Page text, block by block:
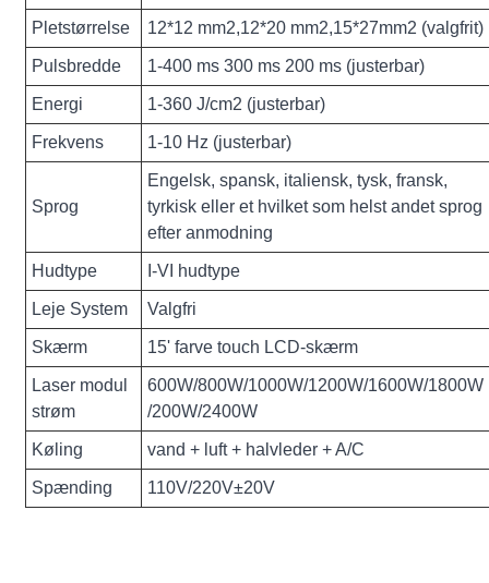
Pletstørrelse 12*12 mm2,12*20 mm2,15*27mm2 (valgfrit)
Pulsbredde 1-400 ms 300 ms 200 ms (justerbar)
Energi 1-360 J/cm2 (justerbar)
Frekvens 1-10 Hz (justerbar)
Sprog
Engelsk, spansk, italiensk, tysk, fransk,
tyrkisk eller et hvilket som helst andet sprog
efter anmodning
Hudtype I-VI hudtype
Leje System Valgfri
Skærm 15' farve touch LCD-skærm
Laser modul
strøm
600W/800W/1000W/1200W/1600W/1800W
/200W/2400W
Køling vand + luft + halvleder + A/C
Spænding 110V/220V±20V